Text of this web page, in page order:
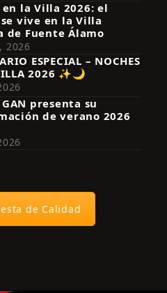
en Instagram
en la Villa 2026: el
vive en la Villa
de Fuente Álamo
2026
ESPECIAL – NOCHES
2026 ✨🌙
GAN presenta su
de verano 2026
de Calidad